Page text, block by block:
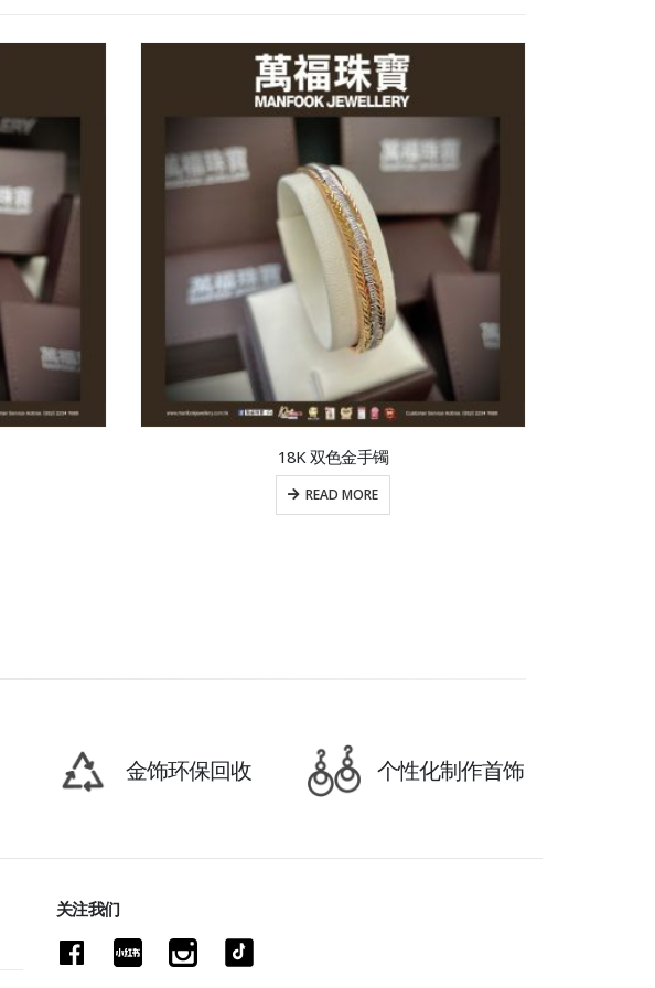
18K 双色金手镯
READ MORE
金饰环保回收 个性化制作首饰
关注我们